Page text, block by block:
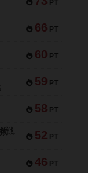
PT
66 PT
60 PT
59 PT
58 PT
52 PT
Bitter End ブタペスト救出作戦
46 PT